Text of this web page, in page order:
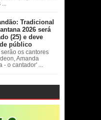
Tradicional
2026 será
(25) e deve
público
os cantores
Amanda
o cantador' ...